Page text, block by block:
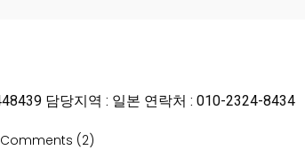
담당지역 : 일본 연락처 : 010-2324-8434
Comments (2)